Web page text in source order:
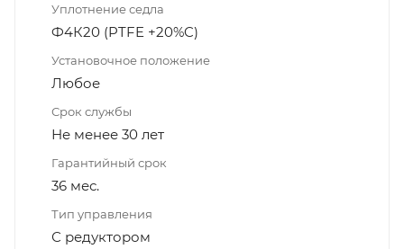
Уплотнение седла
Ф4К20 (PTFE +20%C)
Установочное положение
Любое
Срок службы
Не менее 30 лет
Гарантийный срок
36 мес.
Тип управления
С редуктором